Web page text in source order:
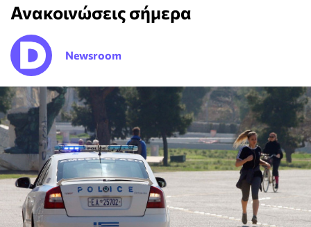
Ανακοινώσεις σήμερα
Newsroom